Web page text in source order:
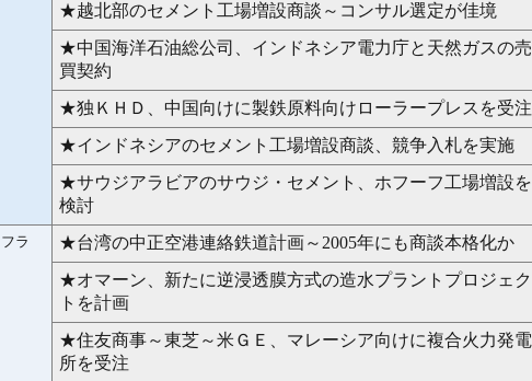
★越北部のセメント工場増設商談～コンサル選定が佳境
★中国海洋石油総公司、インドネシア電力庁と天然ガスの売
買契約
★独ＫＨＤ、中国向けに製鉄原料向けローラープレスを受注
★インドネシアのセメント工場増設商談、競争入札を実施
★サウジアラビアのサウジ・セメント、ホフーフ工場増設を
検討
ラ
★台湾の中正空港連絡鉄道計画～2005年にも商談本格化か
★オマーン、新たに逆浸透膜方式の造水プラントプロジェク
トを計画
★住友商事～東芝～米ＧＥ、マレーシア向けに複合火力発電
所を受注